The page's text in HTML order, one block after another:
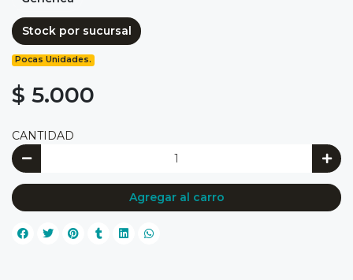
Stock por sucursal
Pocas Unidades.
$ 5.000
CANTIDAD
Agregar al carro